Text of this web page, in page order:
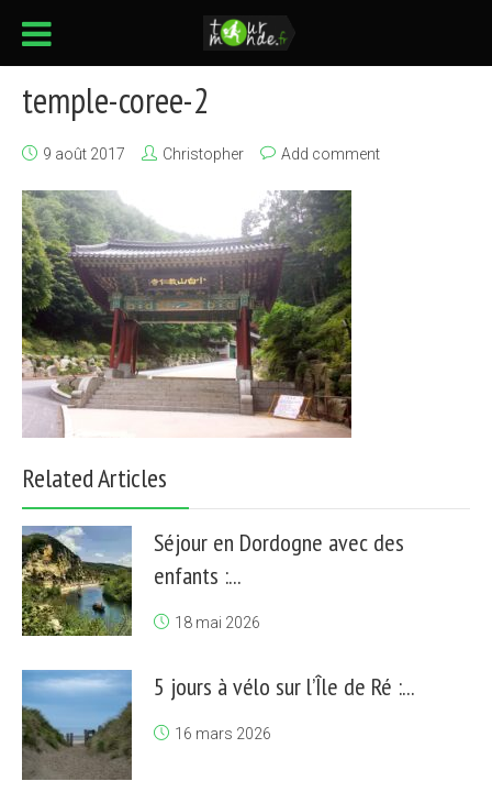
temple-coree-2
9 août 2017 Christopher Add comment
Related Articles
Séjour en Dordogne avec des
enfants :...
18 mai 2026
5 jours à vélo sur l’Île de Ré :...
16 mars 2026